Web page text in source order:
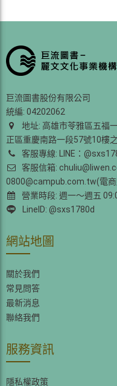
巨流圖書股份有限公司
統編: 04202062
地址: 高雄市苓雅區五福
正區重慶南路一段57號10樓
客服專線: LINE：
客服信箱:
0800@campub.com.tw(電
營業時段: 週一～週五
LineID: @sxs1780d
網站地圖
關於我們
常見問答
最新消息
聯絡我們
服務資訊
隱私權政策